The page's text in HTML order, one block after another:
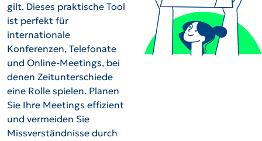
gilt. Dieses praktische Tool
ist perfekt für
internationale
Konferenzen, Telefonate
und Online-Meetings, bei
denen Zeitunterschiede
eine Rolle spielen. Planen
Sie Ihre Meetings effizient
und vermeiden Sie
Missverständnisse durch